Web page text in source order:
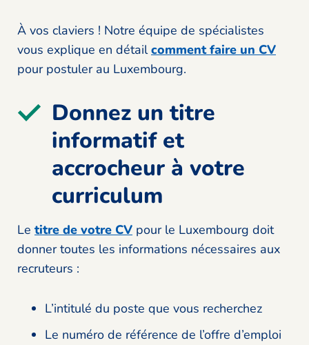
À vos claviers ! Notre équipe de spécialistes
vous explique en détailcomment faire un CV
pour postuler au Luxembourg.
Donnez un titre
informatif et
accrocheur à votre
curriculum
Le titre de votre CV pour le Luxembourg doit
donner toutes les informations nécessaires aux
recruteurs :
L’intitulé du poste que vous recherchez
Le numéro de référence de l’offre d’emploi